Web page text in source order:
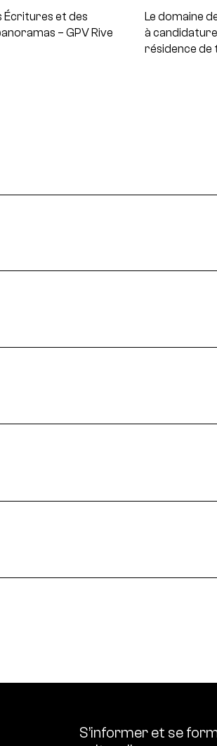
Écritures et des
– GPV Rive
Le domaine
à
résidence de
appels à projets,
S’informer et se